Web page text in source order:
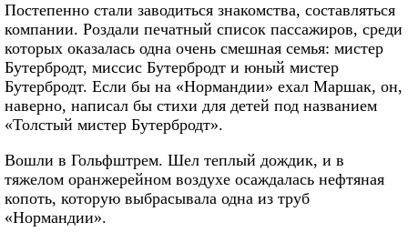
Постепенно стали заводиться знакомства, составляться
компании. Роздали печатный список пассажиров, среди
которых оказалась одна очень смешная семья: мистер
Бутербродт, миссис Бутербродт и юный мистер
Бутербродт. Если бы на «Нормандии» ехал Маршак, он,
наверно, написал бы стихи для детей под названием
«Толстый мистер Бутербродт».
Вошли в Гольфштрем. Шел теплый дождик, и в
тяжелом оранжерейном воздухе осаждалась нефтяная
копоть, которую выбрасывала одна из труб
«Нормандии».